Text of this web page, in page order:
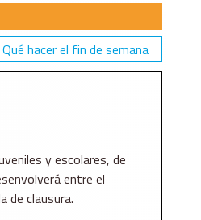
Qué hacer el fin de semana
y escolares, de
entre el
de clausura.